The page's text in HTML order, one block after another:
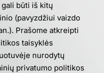
būti iš kitų
(pavyzdžiui vaizdo
Prašome atkreipti
taisyklės
nurodytų
privatumo politikos